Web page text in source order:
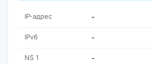
IP-адрес -
IPv6 -
NS 1 -